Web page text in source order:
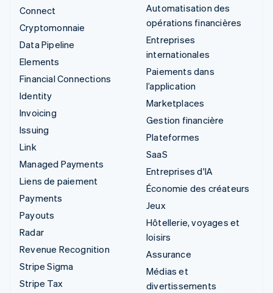
Connect
Cryptomonnaie
Data Pipeline
Elements
Financial Connections
Identity
Invoicing
Issuing
Link
Managed Payments
Liens de paiement
Payments
Payouts
Radar
Revenue Recognition
Stripe Sigma
Stripe Tax
Automatisation des
opérations financières
Entreprises
internationales
Paiements dans
l’application
Marketplaces
Gestion financière
Plateformes
SaaS
Entreprises d'IA
Économie des créateurs
Jeux
Hôtellerie, voyages et
loisirs
Assurance
Médias et
divertissements